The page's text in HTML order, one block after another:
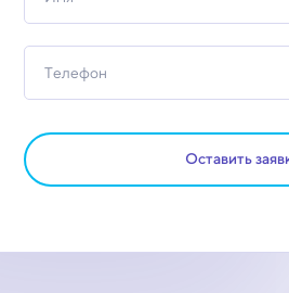
Оставить